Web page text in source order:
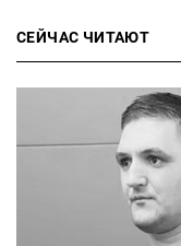
СЕЙЧАС ЧИТАЮТ